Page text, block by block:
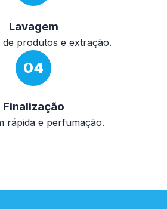
Lavagem
de produtos e extração.
04
Finalização
rápida e perfumação.